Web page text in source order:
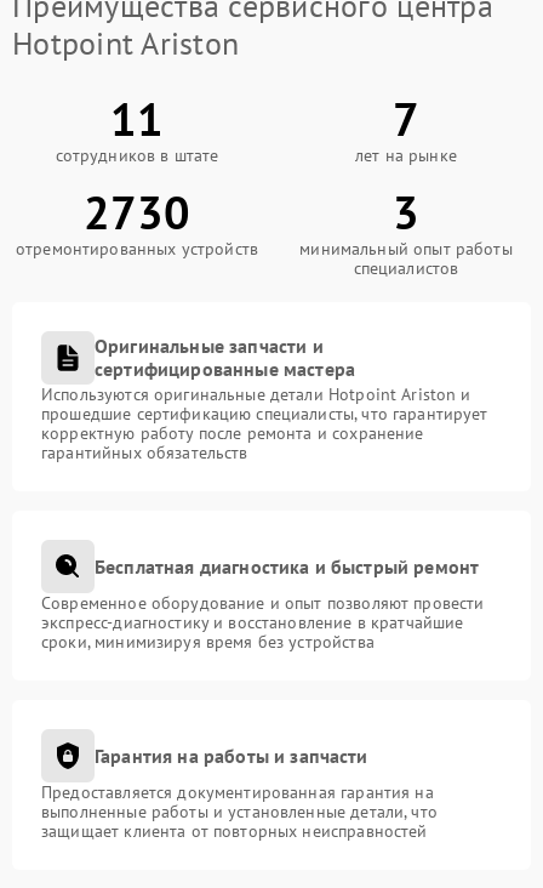
Hotpoint Ariston
11
сотрудников в штате
7
лет на рынке
2730
отремонтированных устройств
3
минимальный опыт работы
специалистов
Оригинальные запчасти и
сертифицированные мастера
Используются оригинальные детали Hotpoint Ariston и
прошедшие сертификацию специалисты, что гарантирует
корректную работу после ремонта и сохранение
гарантийных обязательств
Бесплатная диагностика и быстрый ремонт
Современное оборудование и опыт позволяют провести
экспресс-диагностику и восстановление в кратчайшие
сроки, минимизируя время без устройства
Гарантия на работы и запчасти
Предоставляется документированная гарантия на
выполненные работы и установленные детали, что
защищает клиента от повторных неисправностей